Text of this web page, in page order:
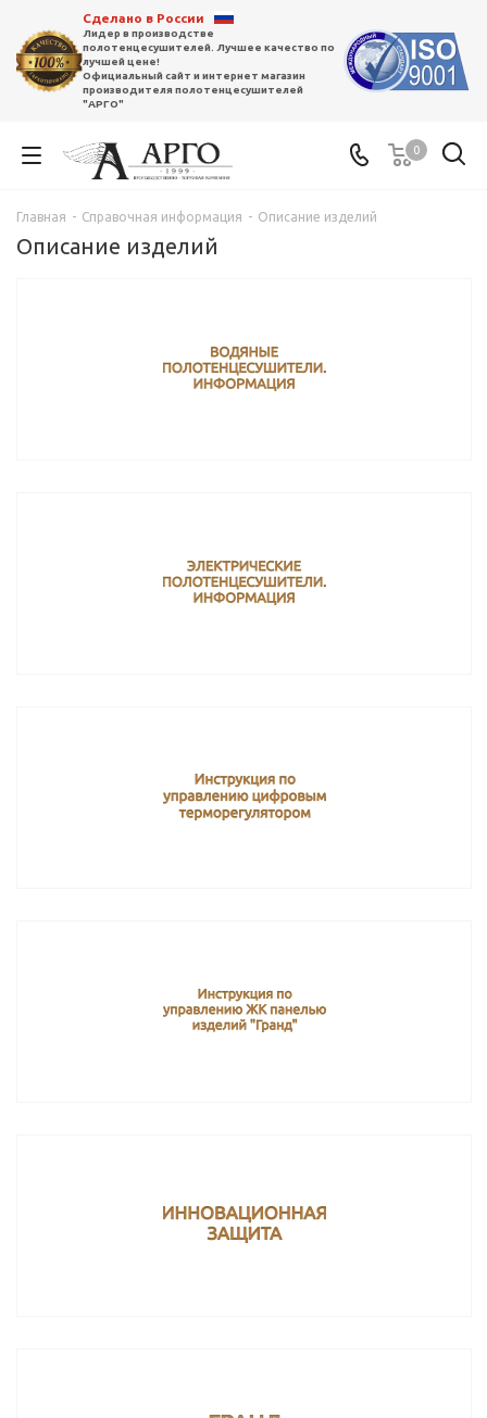
Сделано в России
Лидер в производстве
полотенцесушителей. Лучшее качество по
лучшей цене!
Официальный сайт и интернет магазин
производителя полотенцесушителей
"АРГО"
0
Главная - Справочная информация - Описание изделий
Описание изделий